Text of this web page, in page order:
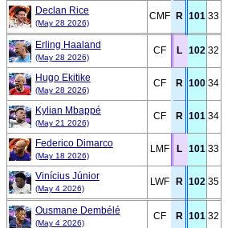
Declan Rice
(May 28 2026)
CMF R 101 33
Erling Haaland
(May 28 2026)
CF L 102 32
Hugo Ekitike
(May 28 2026)
CF R 100 34
Kylian Mbappé
(May 21 2026)
CF R 101 34
Federico Dimarco
(May 18 2026)
LMF L 101 33
Vinícius Júnior
(May 4 2026)
LWF R 102 35
Ousmane Dembélé
(May 4 2026)
CF R 101 32